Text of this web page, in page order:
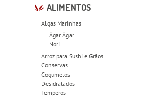
ALIMENTOS
Algas Marinhas
Ágar Ágar
Nori
Arroz para Sushi e Grãos
Conservas
Cogumelos
Desidratados
Temperos